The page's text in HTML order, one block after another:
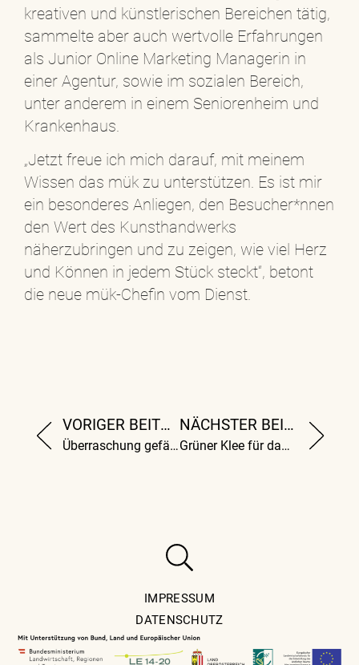
kreativen und künstlerischen Bereichen tätig,
sammelte aber auch wertvolle Erfahrungen
als Junior Online Marketing Managerin in
einer Agentur, sowie im sozialen Bereich,
unter anderem in einem Seniorenheim und
Krankenhaus.
„Jetzt freue ich mich darauf, mit meinem
Wissen das mük zu unterstützen. Es ist mir
ein besonderes Anliegen, den Besucher*nnen
den Wert des Kunsthandwerks
näherzubringen und zu zeigen, wie viel Herz
und Können in jedem Stück steckt“, betont
die neue mük-Chefin vom Dienst.
VORIGER BEITRAG
Überraschung gefällig?
NÄCHSTER BEITRAG
Grüner Klee für das mük
IMPRESSUM
DATENSCHUTZ